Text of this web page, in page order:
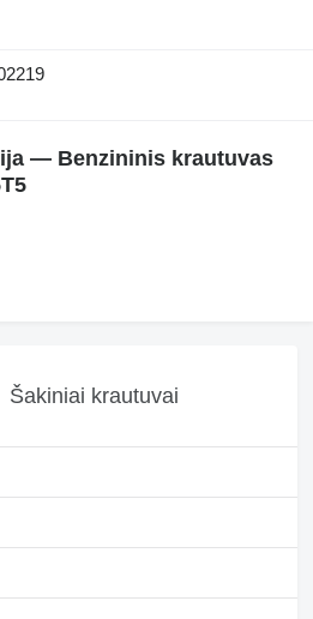
— Benzininis krautuvas
Šakiniai krautuvai